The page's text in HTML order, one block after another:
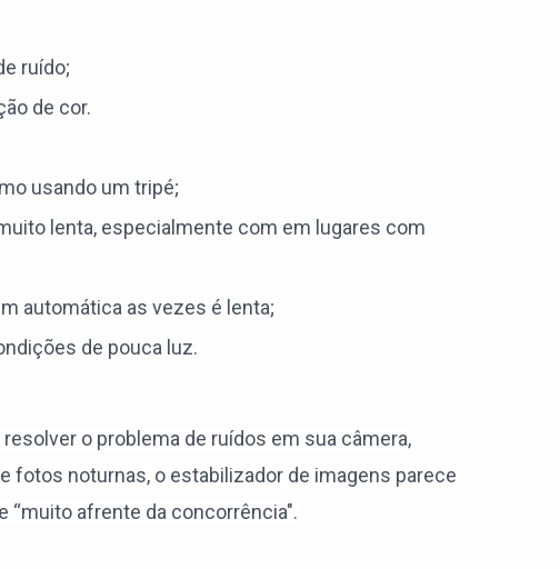
ruído;
de cor.
usando um tripé;
lenta, especialmente com em lugares com
automática as vezes é lenta;
de pouca luz.
o problema de ruídos em sua câmera,
fotos noturnas, o estabilizador de imagens parece
“muito afrente da concorrência".